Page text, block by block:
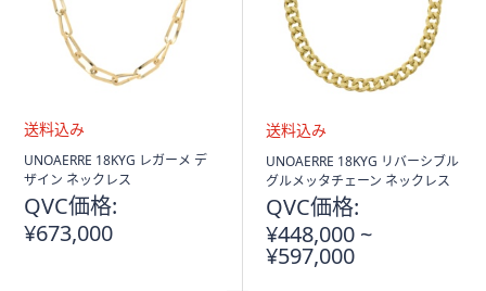
送
料
み
UNOAERRE 18KYG レガーメ デ
ザイン ネックレス
QVC価格:
¥673,000
送
料
み
UNOAERRE 18KYG リバーシブル
グルメッタチェーン ネックレス
QVC価格:
¥448,000 ~
¥597,000